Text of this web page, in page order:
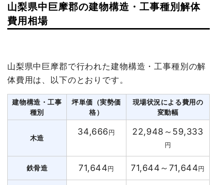
山梨県中巨摩郡の建物構造・工事種別解体
費用相場
山梨県中巨摩郡で行われた建物構造・工事種別の解
体費用は、以下のとおりです。
建物構造・工事
種別
坪単価（実勢価
格）
現場状況による費用の
変動幅
木造
34,666円 22,948～59,333
円
鉄骨造 71,644円 71,644～71,644円